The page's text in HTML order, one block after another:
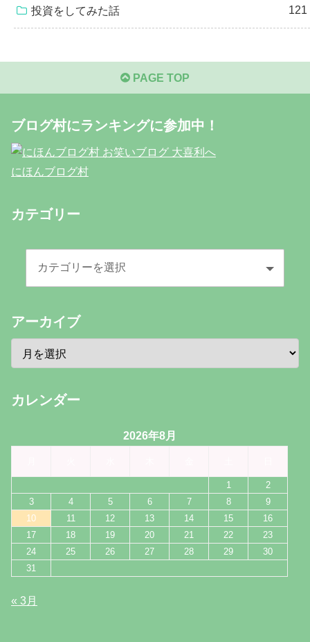
投資をしてみた話 121
PAGE TOP
ブログ村にランキングに参加中！
にほんブログ村
カテゴリー
アーカイブ
カレンダー
2026年8月
1
2
3
4 5 6 7 8
9
10
11 12 13 14 15
16
17
18 19 20 21 22
23
24
25 26 27 28 29
30
31
« 3月